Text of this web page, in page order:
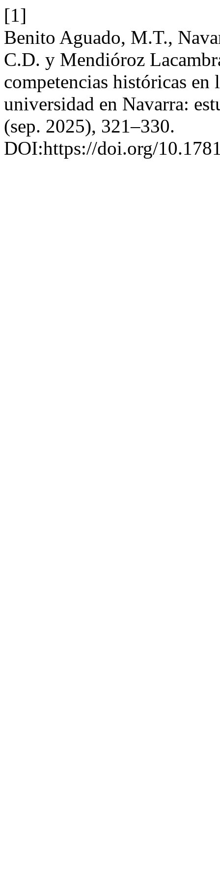
[1]
Benito Aguado, M.T.,
C.D. y Mendióroz
competencias históricas en
universidad en Navarra:
(sep. 2025), 321–330.
DOI:https://doi.org/